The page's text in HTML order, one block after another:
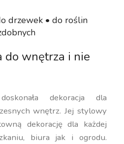
drzewek • do roślin
do wnętrza i nie
dekoracja dla
wnętrz. Jej stylowy
dekorację dla każdej
biura jak i ogrodu.